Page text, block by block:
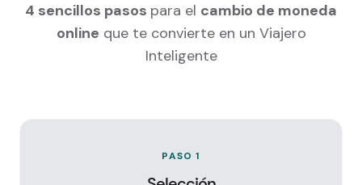
4 sencillos pasos para el cambio de moneda
online que te convierte en un Viajero
Inteligente
PASO 1